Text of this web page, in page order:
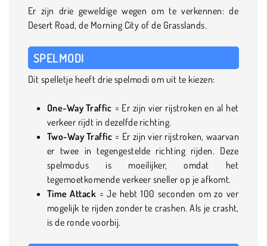
Er zijn drie geweldige wegen om te verkennen: de
Desert Road, de Morning City of de Grasslands.
SPELMODI
Dit spelletje heeft drie spelmodi om uit te kiezen:
One-Way Traffic = Er zijn vier rijstroken en al het
verkeer rijdt in dezelfde richting.
Two-Way Traffic = Er zijn vier rijstroken, waarvan
er twee in tegengestelde richting rijden. Deze
spelmodus is moeilijker, omdat het
tegemoetkomende verkeer sneller op je afkomt.
Time Attack = Je hebt 100 seconden om zo ver
mogelijk te rijden zonder te crashen. Als je crasht,
is de ronde voorbij.